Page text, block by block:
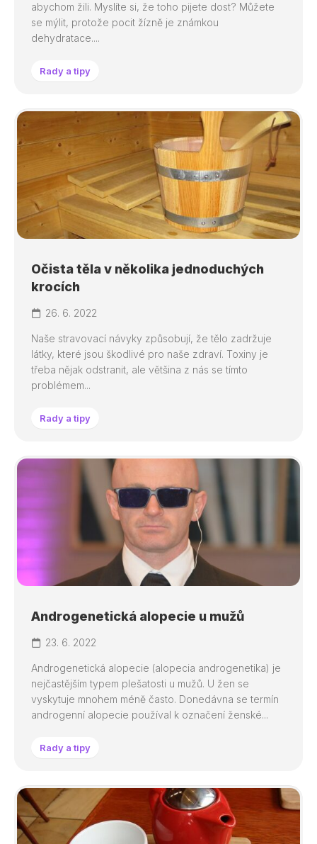
abychom žili. Myslíte si, že toho pijete dost? Můžete
se mýlit, protože pocit žízně je známkou
dehydratace....
Rady a tipy
Očista těla v několika jednoduchých
krocích
26. 6. 2022
Naše stravovací návyky způsobují, že tělo zadržuje
látky, které jsou škodlivé pro naše zdraví. Toxiny je
třeba nějak odstranit, ale většina z nás se tímto
problémem...
Rady a tipy
Androgenetická alopecie u mužů
23. 6. 2022
Androgenetická alopecie (alopecia androgenetika) je
nejčastějším typem plešatosti u mužů. U žen se
vyskytuje mnohem méně často. Donedávna se termín
androgenní alopecie používal k označení ženské...
Rady a tipy